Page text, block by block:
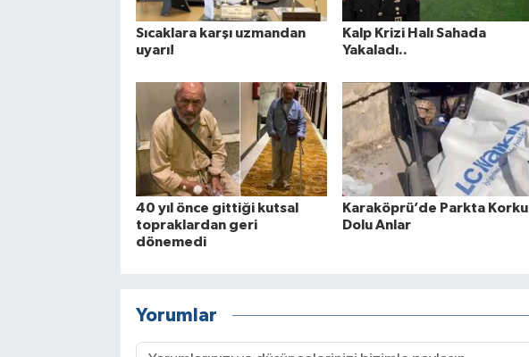
Sıcaklara karşı uzmandan
uyarı!
Kalp Krizi Halı Sahada
Yakaladı..
40 yıl önce gittiği kutsal
topraklardan geri
dönemedi
Karaköprü’de Parkta Korku
Dolu Anlar
Yorumlar